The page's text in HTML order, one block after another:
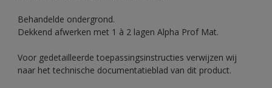
Behandelde ondergrond.
Dekkend afwerken met 1 à 2 lagen Alpha Prof Mat.
Voor gedetailleerde toepassingsinstructies verwijzen wij
naar het technische documentatieblad van dit product.